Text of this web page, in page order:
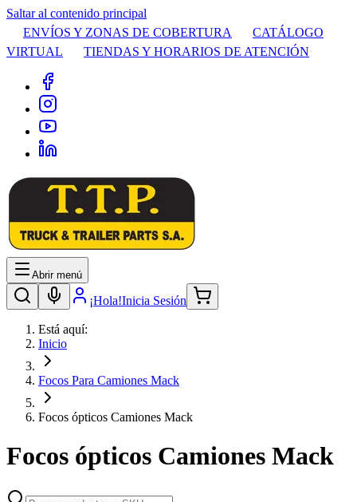
Saltar al contenido principal
ENVÍOS Y ZONAS DE COBERTURA
CATÁLOGO
VIRTUAL
TIENDAS Y HORARIOS DE ATENCIÓN
Abrir menú
¡Hola!Inicia Sesión
Está aquí:
Inicio
Focos Para Camiones Mack
Focos ópticos Camiones Mack
Focos ópticos Camiones Mack